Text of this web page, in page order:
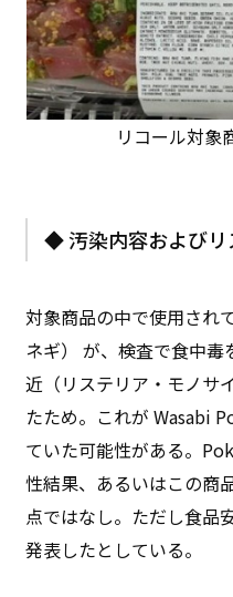
リコール対
◆ 汚染内容およびリ
対象商品の中で使用され
ネギ） が、検査で食中
近（リステリア・モノサ
たため。これが Wasabi
ていた可能性がある。
性結果、あるいはこの商
点ではなし。ただし食品
発表したとしている。